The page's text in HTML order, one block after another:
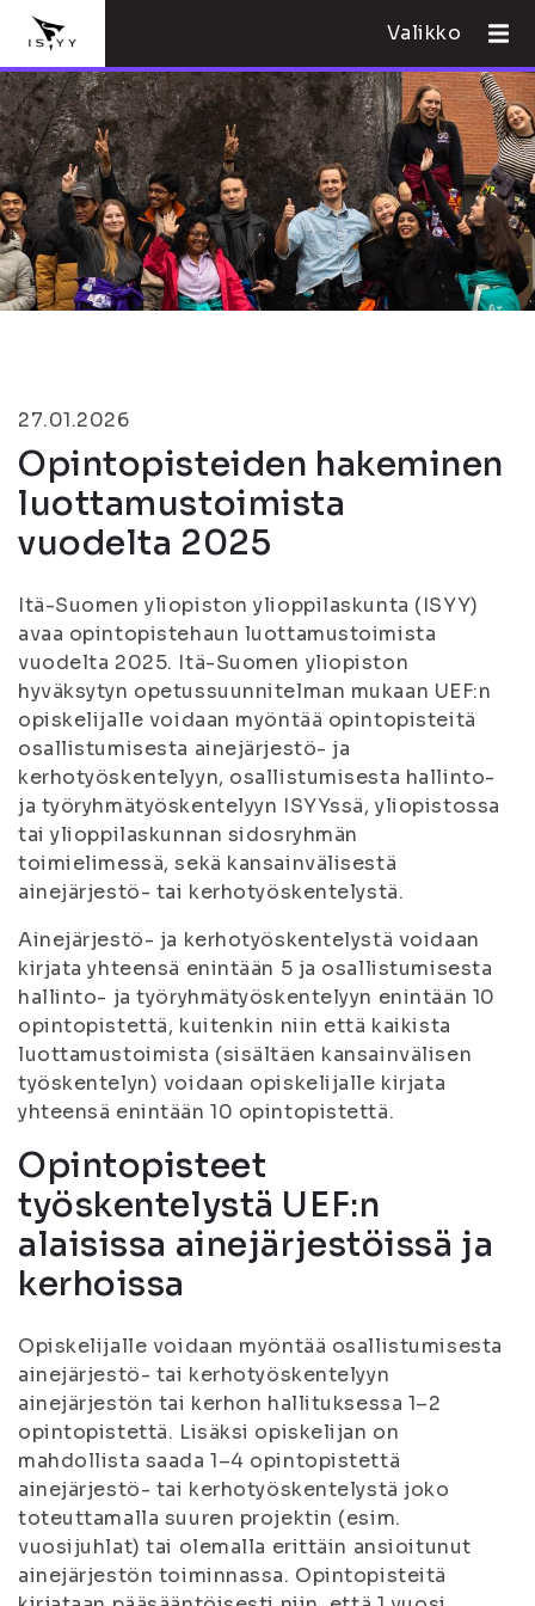
Valikko
27.01.2026
Opintopisteiden hakeminen
luottamustoimista
vuodelta 2025
Itä-Suomen yliopiston ylioppilaskunta (ISYY)
avaa opintopistehaun luottamustoimista
vuodelta 2025. Itä-Suomen yliopiston
hyväksytyn opetussuunnitelman mukaan UEF:n
opiskelijalle voidaan myöntää opintopisteitä
osallistumisesta ainejärjestö- ja
kerhotyöskentelyyn, osallistumisesta hallinto-
ja työryhmätyöskentelyyn ISYYssä, yliopistossa
tai ylioppilaskunnan sidosryhmän
toimielimessä, sekä kansainvälisestä
ainejärjestö- tai kerhotyöskentelystä.
Ainejärjestö- ja kerhotyöskentelystä voidaan
kirjata yhteensä enintään 5 ja osallistumisesta
hallinto- ja työryhmätyöskentelyyn enintään 10
opintopistettä, kuitenkin niin että kaikista
luottamustoimista (sisältäen kansainvälisen
työskentelyn) voidaan opiskelijalle kirjata
yhteensä enintään 10 opintopistettä.
Opintopisteet
työskentelystä UEF:n
alaisissa ainejärjestöissä ja
kerhoissa
Opiskelijalle voidaan myöntää osallistumisesta
ainejärjestö- tai kerhotyöskentelyyn
ainejärjestön tai kerhon hallituksessa 1–2
opintopistettä. Lisäksi opiskelijan on
mahdollista saada 1–4 opintopistettä
ainejärjestö- tai kerhotyöskentelystä joko
toteuttamalla suuren projektin (esim.
vuosijuhlat) tai olemalla erittäin ansioitunut
ainejärjestön toiminnassa. Opintopisteitä